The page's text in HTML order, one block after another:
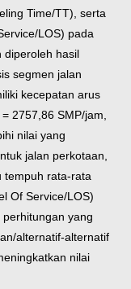
Time/TT), serta
LOS) pada
diperoleh hasil
segmen jalan
kecepatan arus
2757,86 SMP/jam,
nilai yang
jalan perkotaan,
tempuh rata-rata
Of Service/LOS)
yang
alternatif-alternatif
nilai